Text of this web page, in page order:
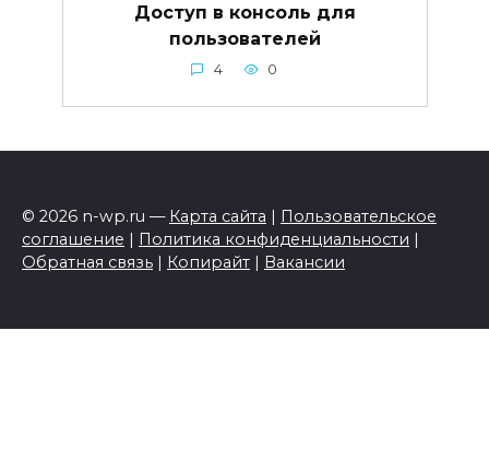
Доступ в консоль для
пользователей
4 0
© 2026 n-wp.ru — Карта сайта | Пользовательское
соглашение | Политика конфиденциальности |
Обратная связь | Копирайт | Вакансии